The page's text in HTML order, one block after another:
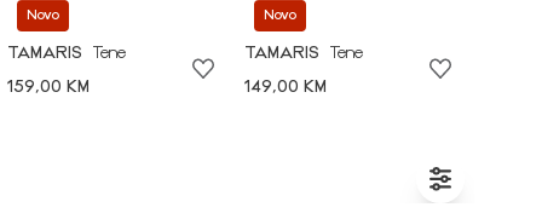
Novo
TAMARIS
Tene
159,00 KM
Novo
TAMARIS
Tene
149,00 KM